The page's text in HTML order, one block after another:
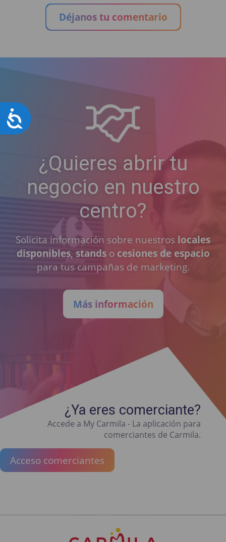
Accesibilidad
Déjanos tu comentario
¿Quieres abrir tu
negocio en nuestro
centro?
Solicita información sobre nuestros locales
disponibles, standso cesiones de espacio
para tus campañas de marketing.
Más información
¿Ya eres comerciante?
Accede a My Carmila - La aplicación para
comerciantes de Carmila.
Acceso comerciantes